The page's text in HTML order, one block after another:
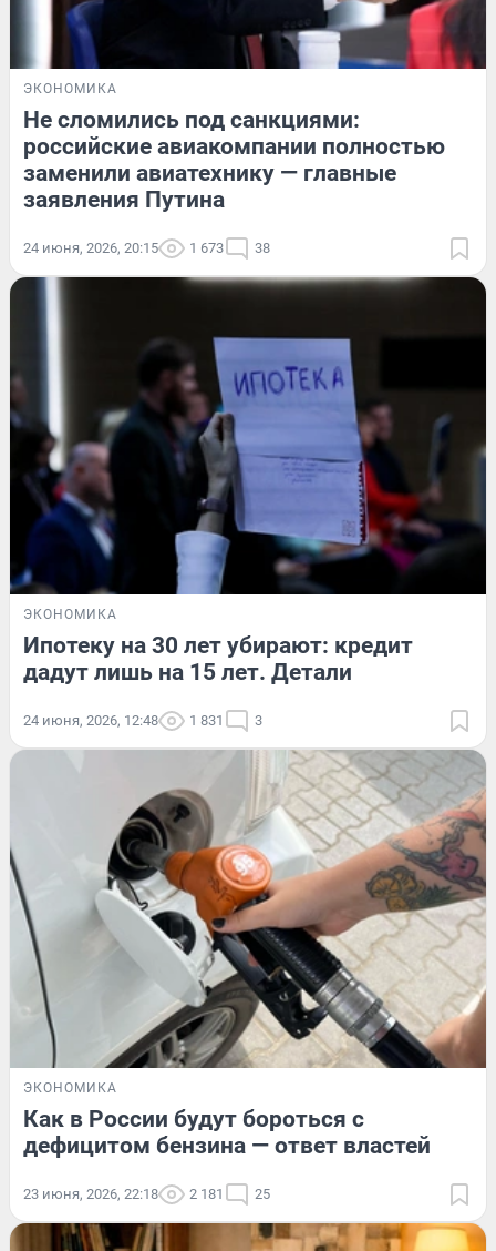
ЭКОНОМИКА
Не сломились под санкциями:
российские авиакомпании полностью
заменили авиатехнику — главные
заявления Путина
24 июня, 2026, 20:15 1 673 38
ЭКОНОМИКА
Ипотеку на 30 лет убирают: кредит
дадут лишь на 15 лет. Детали
24 июня, 2026, 12:48 1 831 3
ЭКОНОМИКА
Как в России будут бороться с
дефицитом бензина — ответ властей
23 июня, 2026, 22:18 2 181 25